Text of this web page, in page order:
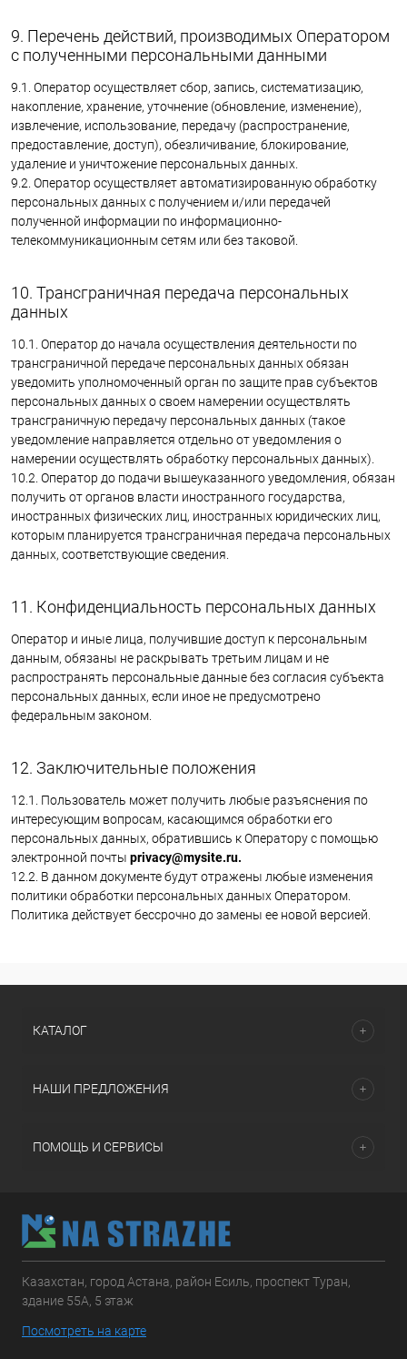
9. Перечень действий, производимых Оператором
с полученными персональными данными
9.1. Оператор осуществляет сбор, запись, систематизацию,
накопление, хранение, уточнение (обновление, изменение),
извлечение, использование, передачу (распространение,
предоставление, доступ), обезличивание, блокирование,
удаление и уничтожение персональных данных.
9.2. Оператор осуществляет автоматизированную обработку
персональных данных с получением и/или передачей
полученной информации по информационно-
телекоммуникационным сетям или без таковой.
10. Трансграничная передача персональных
данных
10.1. Оператор до начала осуществления деятельности по
трансграничной передаче персональных данных обязан
уведомить уполномоченный орган по защите прав субъектов
персональных данных о своем намерении осуществлять
трансграничную передачу персональных данных (такое
уведомление направляется отдельно от уведомления о
намерении осуществлять обработку персональных данных).
10.2. Оператор до подачи вышеуказанного уведомления, обязан
получить от органов власти иностранного государства,
иностранных физических лиц, иностранных юридических лиц,
которым планируется трансграничная передача персональных
данных, соответствующие сведения.
11. Конфиденциальность персональных данных
Оператор и иные лица, получившие доступ к персональным
данным, обязаны не раскрывать третьим лицам и не
распространять персональные данные без согласия субъекта
персональных данных, если иное не предусмотрено
федеральным законом.
12. Заключительные положения
12.1. Пользователь может получить любые разъяснения по
интересующим вопросам, касающимся обработки его
персональных данных, обратившись к Оператору с помощью
электронной почты privacy@mysite.ru.
12.2. В данном документе будут отражены любые изменения
политики обработки персональных данных Оператором.
Политика действует бессрочно до замены ее новой версией.
КАТАЛОГ
НАШИ ПРЕДЛОЖЕНИЯ
ПОМОЩЬ И СЕРВИСЫ
Казахстан, город Астана, район Есиль, проспект Туран,
здание 55А, 5 этаж
Посмотреть на карте